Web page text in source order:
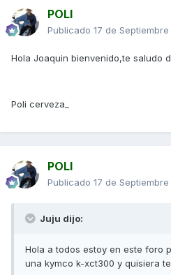
POLI
Publicado 17 de Septiembre
Hola Joaquin bienvenido,te saludo
Poli cerveza_
POLI
Publicado 17 de Septiembre
Juju dijo:
Hola a todos estoy en este foro
una kymco k-xct300 y quisiera